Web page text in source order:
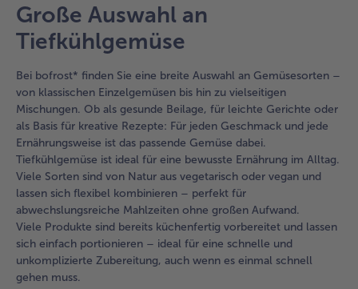
Große Auswahl an
Tiefkühlgemüse
Bei bofrost* finden Sie eine breite Auswahl an Gemüsesorten –
von klassischen Einzelgemüsen bis hin zu vielseitigen
Mischungen. Ob als gesunde Beilage, für leichte Gerichte oder
als Basis für kreative Rezepte: Für jeden Geschmack und jede
Ernährungsweise ist das passende Gemüse dabei.
Tiefkühlgemüse ist ideal für eine bewusste Ernährung im Alltag.
Viele Sorten sind von Natur aus vegetarisch oder vegan und
lassen sich flexibel kombinieren – perfekt für
abwechslungsreiche Mahlzeiten ohne großen Aufwand.
Viele Produkte sind bereits küchenfertig vorbereitet und lassen
sich einfach portionieren – ideal für eine schnelle und
unkomplizierte Zubereitung, auch wenn es einmal schnell
gehen muss.